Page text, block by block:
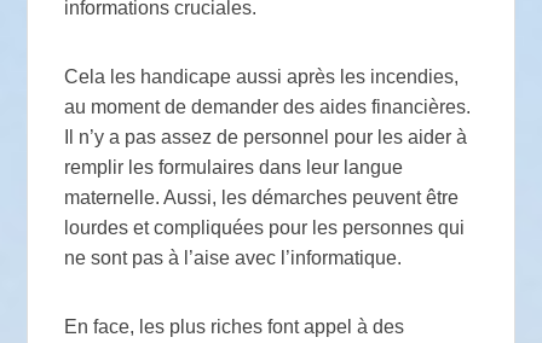
informations cruciales.
Cela les handicape aussi après les incendies,
au moment de demander des aides financières.
Il n’y a pas assez de personnel pour les aider à
remplir les formulaires dans leur langue
maternelle. Aussi, les démarches peuvent être
lourdes et compliquées pour les personnes qui
ne sont pas à l’aise avec l’informatique.
En face, les plus riches font appel à des